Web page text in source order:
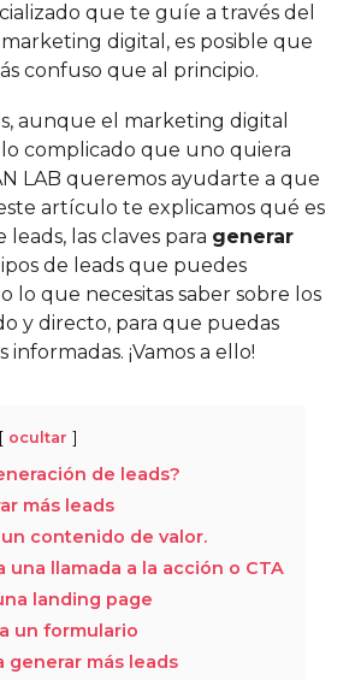
que te guíe a través del
digital, es posible que
confuso que al principio.
aunque el marketing digital
complicado que uno quiera
LAB queremos ayudarte a que
artículo te explicamos qué es
leads, las claves para generar
de leads que puedes
lo que necesitas saber sobre los
y directo, para que puedas
¡Vamos a ello!
ocultar
de leads?
más leads
un contenido de valor.
una llamada a la acción o CTA
landing page
un formulario
generar más leads